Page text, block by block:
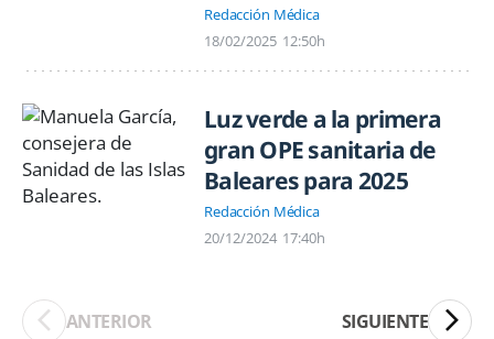
Redacción Médica
18/02/2025 12:50h
Luz verde a la primera
gran OPE sanitaria de
Baleares para 2025
Redacción Médica
20/12/2024 17:40h
ANTERIOR SIGUIENTE